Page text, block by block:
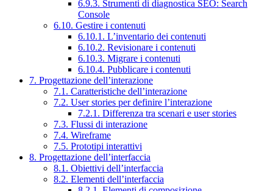
6.9.3. Strumenti di diagnostica SEO: Search
Console
6.10. Gestire i contenuti
6.10.1. L’inventario dei contenuti
6.10.2. Revisionare i contenuti
6.10.3. Migrare i contenuti
6.10.4. Pubblicare i contenuti
7. Progettazione dell’interazione
7.1. Caratteristiche dell’interazione
7.2. User stories per definire l’interazione
7.2.1. Differenza tra scenari e user stories
7.3. Flussi di interazione
7.4. Wireframe
7.5. Prototipi interattivi
8. Progettazione dell’interfaccia
8.1. Obiettivi dell’interfaccia
8.2. Elementi dell’interfaccia